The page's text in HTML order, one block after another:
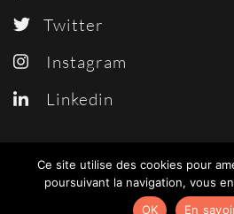
Twitter
Instagram
Linkedin
© 2018
Ce site utilise des cookies pour
poursuivant la navigation, vous
OK
En